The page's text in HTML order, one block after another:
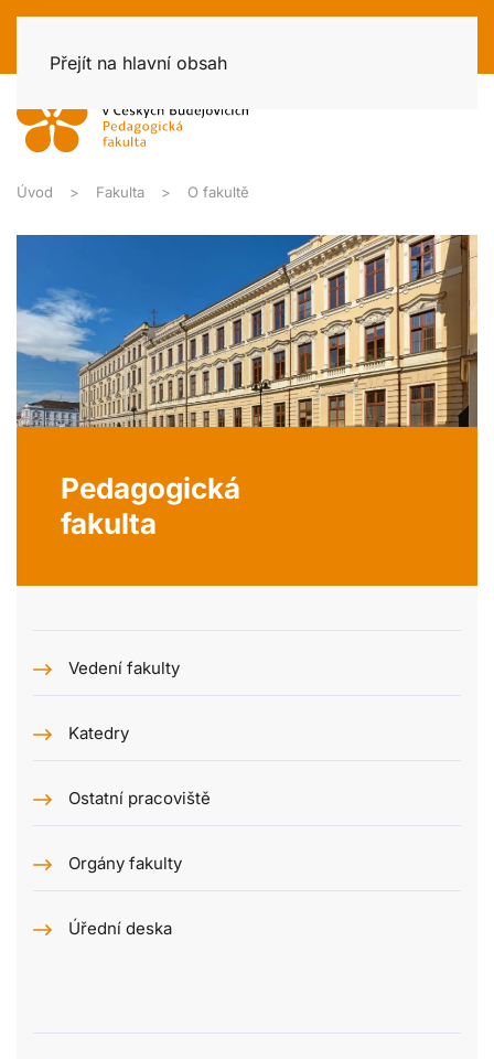
Přejít na hlavní obsah
Úvod Fakulta O fakultě
Pedagogická
fakulta
Vedení fakulty
Katedry
Ostatní pracoviště
Orgány fakulty
Úřední deska